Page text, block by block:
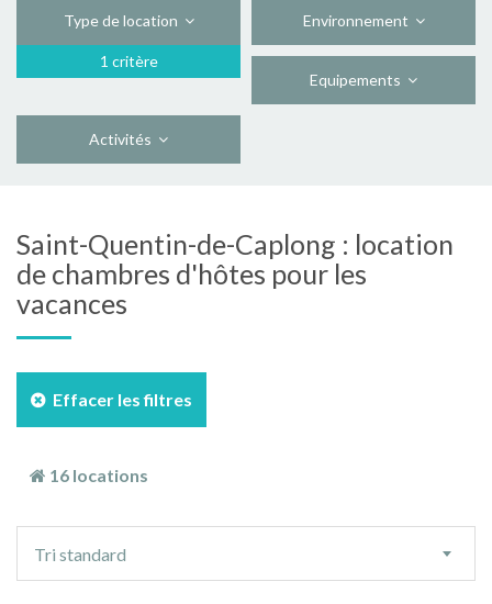
Type de location
1 critère
Environnement
Equipements
Activités
Saint-Quentin-de-Caplong : location
de chambres d'hôtes pour les
vacances
Effacer les filtres
16 locations
tri
Tri standard